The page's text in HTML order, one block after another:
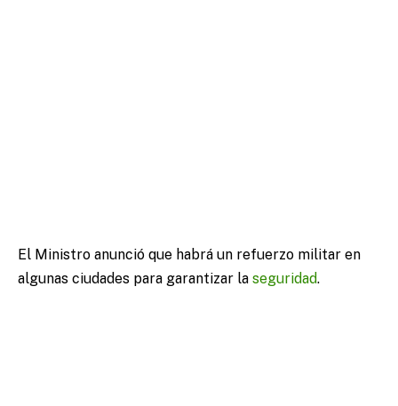
El Ministro anunció que habrá un refuerzo militar en
algunas ciudades para garantizar la seguridad.